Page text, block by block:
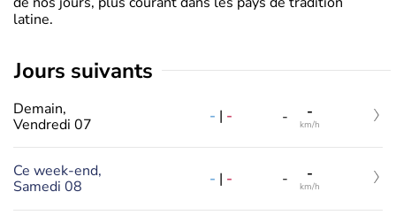
latine.
jours suivants
Demain,
Vendredi 07
- | - - -
km/h
Ce week-end,
Samedi 08
- | - - -
km/h